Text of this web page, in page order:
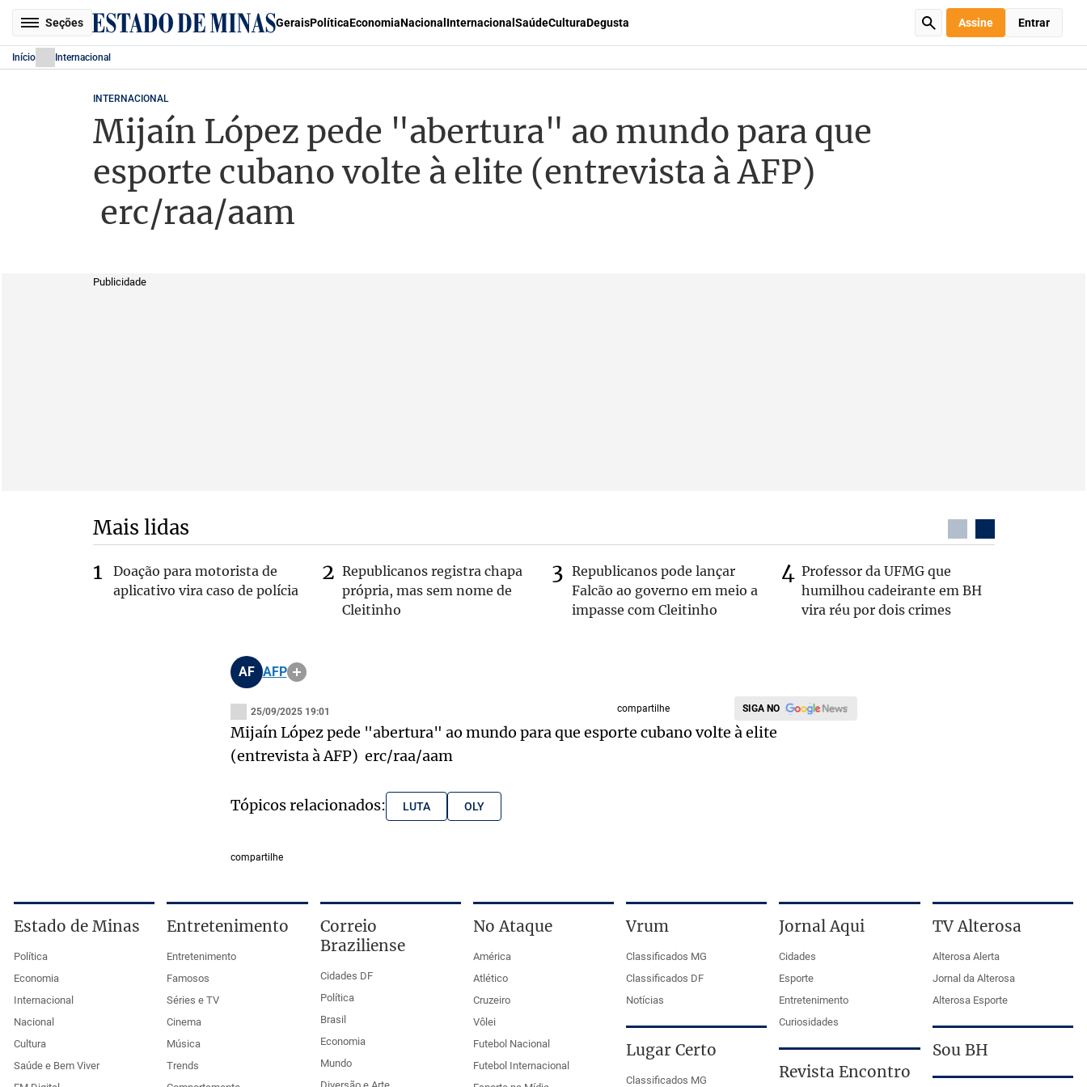
Seções GeraisPolíticaEconomiaNacional Internacional SaúdeCulturaDegusta Assine Entrar
Início Internacional
INTERNACIONAL
Mijaín López pede "abertura" ao mundo para que
esporte cubano volte à elite (entrevista à AFP)
erc/raa/aam
Publicidade
Mais lidas
Doação para motorista de
aplicativo vira caso de polícia
Republicanos registra chapa
própria, mas sem nome de
Cleitinho
Republicanos pode lançar
Falcão ao governo em meio a
impasse com Cleitinho
Professor da UFMG que
humilhou cadeirante em BH
vira réu por dois crimes
AF AFP
25/09/2025 19:01 compartilhe SIGA NO
Mijaín López pede "abertura" ao mundo para que esporte cubano volte à elite
(entrevista à AFP) erc/raa/aam
Tópicos relacionados: LUTA OLY
compartilhe
Estado de Minas
Política
Economia
Internacional
Nacional
Cultura
Saúde e Bem Viver
Entretenimento
Entretenimento
Famosos
Séries e TV
Cinema
Música
Trends
Correio
Braziliense
Cidades DF
Política
Brasil
Economia
Mundo
No Ataque
América
Atlético
Cruzeiro
Vôlei
Futebol Nacional
Futebol Internacional
Vrum
Classificados MG
Classificados DF
Notícias
Lugar Certo
Classificados MG
Jornal Aqui
Cidades
Esporte
Entretenimento
Curiosidades
Revista Encontro
TV Alterosa
Alterosa Alerta
Jornal da Alterosa
Alterosa Esporte
Sou BH